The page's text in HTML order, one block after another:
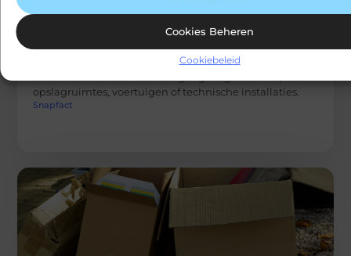
Cookies Beheren
Cookiebeleid
Grip op sleutelbeheer: zo houd je overzicht
én zorg je voor veiligheid
In veel organisaties zijn fysieke sleutels nog steeds
opslagruimtes, voertuigen of technische installaties.
Snapfact